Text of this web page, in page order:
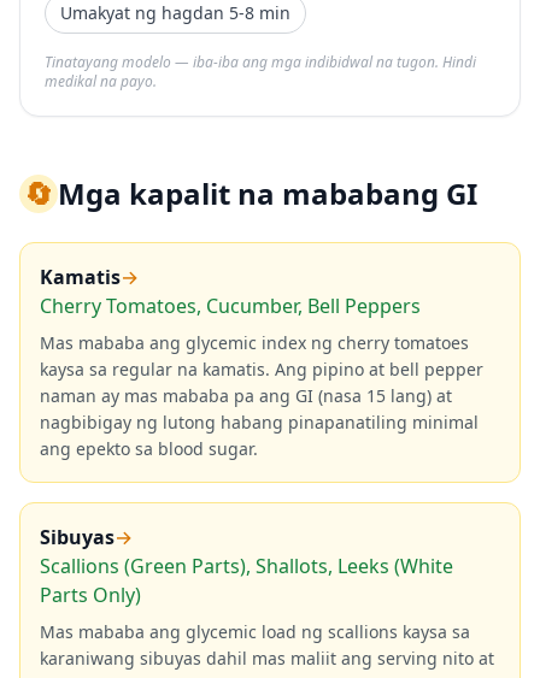
Umakyat ng hagdan 5-8 min
Tinatayang modelo — iba-iba ang mga indibidwal na tugon. Hindi
medikal na payo.
🔄Mga kapalit na mababang GI
Kamatis→
Cherry Tomatoes, Cucumber, Bell Peppers
Mas mababa ang glycemic index ng cherry tomatoes
kaysa sa regular na kamatis. Ang pipino at bell pepper
naman ay mas mababa pa ang GI (nasa 15 lang) at
nagbibigay ng lutong habang pinapanatiling minimal
ang epekto sa blood sugar.
Sibuyas→
Scallions (Green Parts), Shallots, Leeks (White
Parts Only)
Mas mababa ang glycemic load ng scallions kaysa sa
karaniwang sibuyas dahil mas maliit ang serving nito at